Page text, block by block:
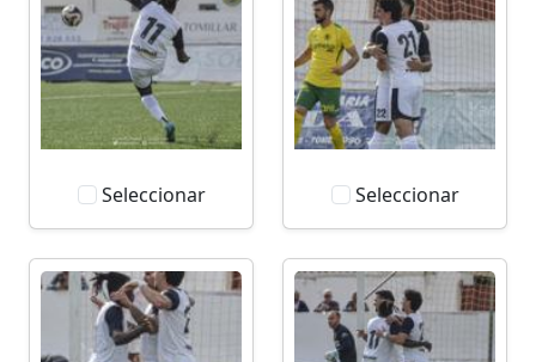
Seleccionar Seleccionar